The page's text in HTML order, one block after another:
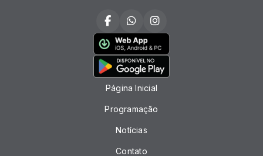
Página Inicial
Programação
Notícias
Contato